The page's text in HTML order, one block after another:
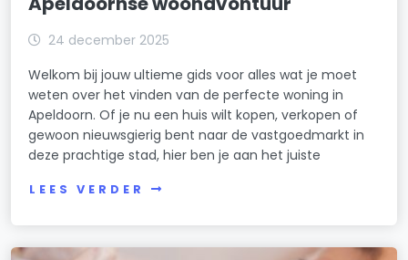
24 december 2025
Welkom bij jouw ultieme gids voor alles wat je moet
weten over het vinden van de perfecte woning in
Apeldoorn. Of je nu een huis wilt kopen, verkopen of
gewoon nieuwsgierig bent naar de vastgoedmarkt in
deze prachtige stad, hier ben je aan het juiste
LEES VERDER